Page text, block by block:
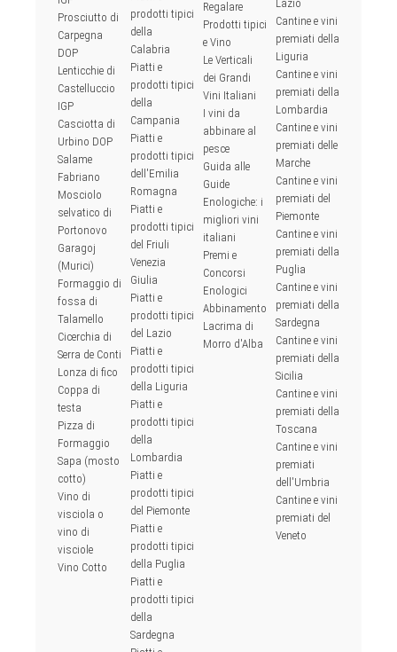
Prosciutto di
Carpegna
DOP
Lenticchie di
Castelluccio
IGP
Casciotta di
Urbino DOP
Salame
Fabriano
Mosciolo
selvatico di
Portonovo
Garagoj
(Murici)
Formaggio di
fossa di
Talamello
Cicerchia di
Serra de Conti
Lonza di fico
Coppa di
testa
Pizza di
Formaggio
Sapa (mosto
cotto)
Vino di
visciola o
vino di
visciole
Vino Cotto
prodotti tipici
della
Calabria
Piatti e
prodotti tipici
della
Campania
Piatti e
prodotti tipici
dell'Emilia
Romagna
Piatti e
prodotti tipici
del Friuli
Venezia
Giulia
Piatti e
prodotti tipici
del Lazio
Piatti e
prodotti tipici
della Liguria
Piatti e
prodotti tipici
della
Lombardia
Piatti e
prodotti tipici
del Piemonte
Piatti e
prodotti tipici
della Puglia
Piatti e
prodotti tipici
della
Sardegna
Regalare
Prodotti tipici
e Vino
Le Verticali
dei Grandi
Vini Italiani
I vini da
abbinare al
pesce
Guida alle
Guide
Enologiche: i
migliori vini
italiani
Premi e
Concorsi
Enologici
Abbinamento
Lacrima di
Morro d'Alba
Lazio
Cantine e vini
premiati della
Liguria
Cantine e vini
premiati della
Lombardia
Cantine e vini
premiati delle
Marche
Cantine e vini
premiati del
Piemonte
Cantine e vini
premiati della
Puglia
Cantine e vini
premiati della
Sardegna
Cantine e vini
premiati della
Sicilia
Cantine e vini
premiati della
Toscana
Cantine e vini
premiati
dell'Umbria
Cantine e vini
premiati del
Veneto